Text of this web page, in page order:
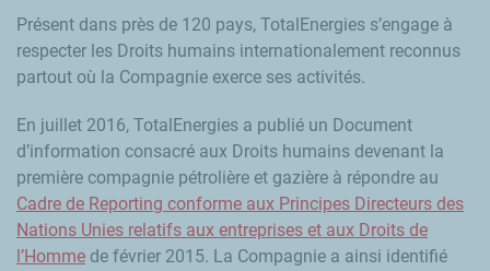
Présent dans près de 120 pays, TotalEnergies s’engage à
respecter les Droits humains internationalement reconnus
partout où la Compagnie exerce ses activités.
En juillet 2016, TotalEnergies a publié un Document
d’information consacré aux Droits humains devenant la
première compagnie pétrolière et gazière à répondre au
Cadre de Reporting conforme aux Principes Directeurs des
Nations Unies relatifs aux entreprises et aux Droits de
l’Homme de février 2015. La Compagnie a ainsi identifié